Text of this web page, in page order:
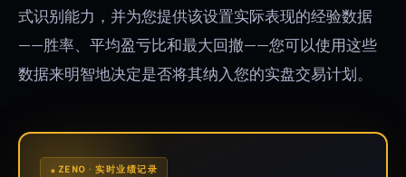
式识别能力，并为您提供该设置实际表现的经验数据
——胜率、平均盈亏比和最大回撤——您可以使用这些
数据来明智地决定是否将其纳入您的实盘交易计划。
ZENO · 实时业绩记录